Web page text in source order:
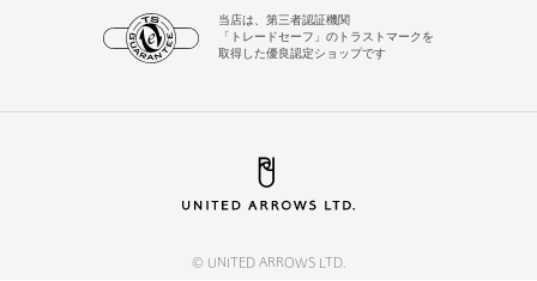
当店は、第三者認証機関
「トレードセーフ」のトラストマークを
取得した優良認定ショップです
© UNITED ARROWS LTD.